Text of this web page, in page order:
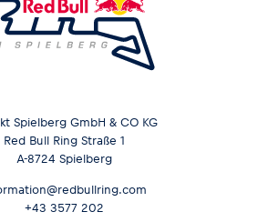
Spielberg GmbH & CO KG
Red Bull Ring Straße 1
A-8724 Spielberg
+43 3577 202